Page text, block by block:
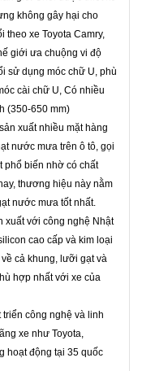
không gây hại cho
theo xe Toyota Camry,
giới ưa chuộng vi độ
sử dụng móc chữ U, phù
cài chữ U, Có nhiều
(350-650 mm)
xuất nhiều mặt hàng
nước mưa trên ô tô, gọi
phổ biến nhờ có chất
thương hiệu này nằm
nước mưa tốt nhất.
xuất với công nghệ Nhật
cao cấp và kim loại
cả khung, lưỡi gạt và
hợp nhất với xe của
triển công nghệ và linh
xe như Toyota,
hoạt động tại 35 quốc